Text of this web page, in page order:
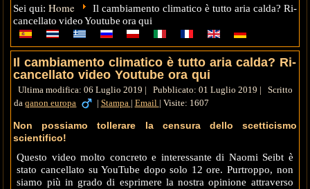
Sei qui:Home
Il cambiamento climatico è tutto aria calda? Ri-
cancellato video Youtube ora qui
Il cambiamento climatico è tutto aria calda? Ri-
cancellato video Youtube ora qui
Ultima modifica: 06 Luglio 2019 | Pubblicato: 01 Luglio 2019 |
Scritto
daqanon europa | Stampa | Email | Visite: 1607
Non possiamo tollerare la censura dello scetticismo
scientifico!
Questo video molto concreto e interessante di Naomi Seibt è
stato cancellato su YouTube dopo solo 12 ore. Purtroppo, non
siamo più in grado di esprimere la nostra opinione attraverso